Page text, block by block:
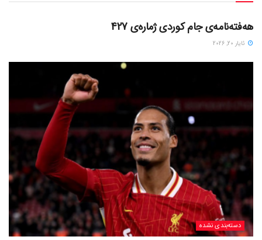
دسته‌بندی نشده
هەفتەنامەی جام کوردی ژمارەی 427
ئایار 20, 2026
دسته‌بندی نشده